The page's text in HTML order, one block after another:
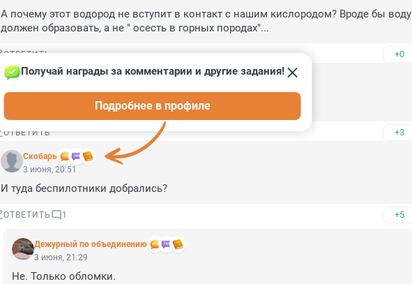
А почему этот водород не вступит в контакт с нашим кислородом? Вроде бы воду
должен образовать, а не " осесть в горных породах"...
ОТВЕТИТЬ +0
Гость
У них взрыв а у меня бошка болит)))
ОТВЕТИТЬ +3
Скобарь
Получай награды за комментарии и другие задания!
Подробнее в профиле
3 июня, 20:51
И туда беспилотники добрались?
ОТВЕТИТЬ 1 +5
Дежурный по объединению
3 июня, 21:29
Не. Только обломки.